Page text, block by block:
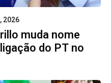
2026
muda nome
do PT no